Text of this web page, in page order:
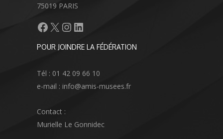
75019 PARIS
Facebook
X Instagram
LinkedIn
POUR JOINDRE LA FÉDÉRATION
Tél : 01 42 09 66 10
e-mail : info@amis-musees.fr
Contact :
Murielle Le Gonnidec